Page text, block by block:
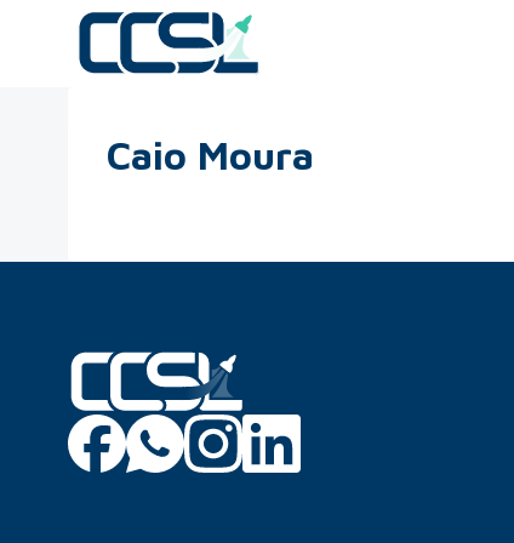
Caio Moura